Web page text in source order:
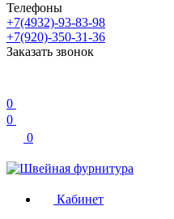
Телефоны
+7(4932)-93-83-98
+7(920)-350-31-36
Заказать звонок
0
0
0
Кабинет